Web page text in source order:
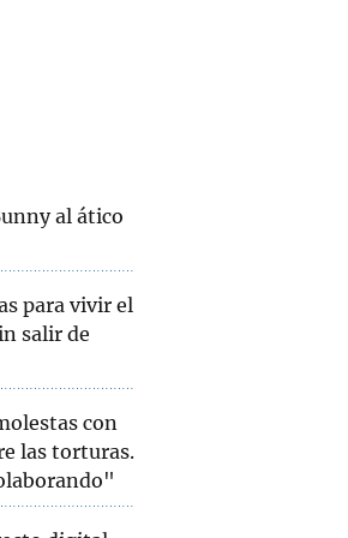
al ático
para vivir el
salir de
con
las torturas.